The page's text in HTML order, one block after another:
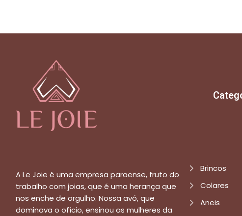
A Le Joie é uma empresa paraense, fruto do
trabalho com joias, que é uma herança que
nos enche de orgulho. Nossa avó, que
dominava o ofício, ensinou as mulheres da
Brincos
Colares
Aneis